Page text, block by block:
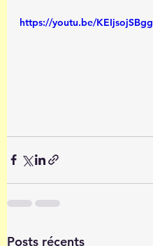
https://youtu.be/KEIjsojSBgg
Posts récents